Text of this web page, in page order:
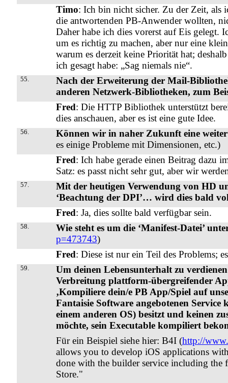
Timo: Ich bin nicht sicher. Zu der Zeit, als
die antwortenden PB-Anwender wollten,
Daher habe ich dies vorerst auf Eis gelegt.
um es richtig zu machen, aber nur eine
warum es derzeit keine Priorität hat;
ich gesagt habe: „Sag niemals nie“.
55.
Nach der Erweiterung der Mail-
anderen Netzwerk-Bibliotheken, zum
Fred: Die HTTP Bibliothek unterstützt
dies anschauen, aber es ist eine gute Idee.
56.
Können wir in naher Zukunft eine
es einige Probleme mit Dimensionen, etc.)
Fred: Ich habe gerade einen Beitrag dazu
Satz: es passt nicht sehr gut, aber wir
57.
Mit der heutigen Verwendung von HD
‘Beachtung der DPI’… wird dies bald
Fred: Ja, dies sollte bald verfügbar sein.
58.
Wie steht es um die ‘Manifest-Datei’
p=473743)
Fred: Diese ist nur ein Teil des Problems;
59.
Um deinen Lebensunterhalt zu
Verbreitung plattform-übergreifender
‚Kompiliere dein/e PB App/Spiel auf
Fantaisie Software angebotenen
einem anderen OS) besitzt und keinen
möchte, sein Executable kompiliert
Für ein Beispiel siehe hier: B4I (http://
allows you to develop iOS applications
done with the builder service including
Store."